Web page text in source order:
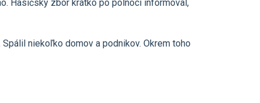
Hasičský zbor krátko po polnoci informoval,
niekoľko domov a podnikov. Okrem toho